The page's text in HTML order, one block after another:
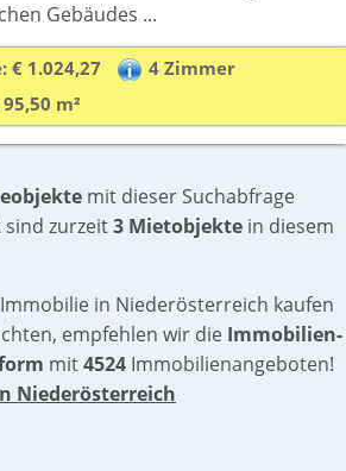
Gebäudes ...
1.024,27
4 Zimmer
m²
mit dieser Suchabfrage
sind zurzeit3 Mietobjekte in diesem
in Niederösterreich kaufen
empfehlen wir die Immobilien-
mit4524 Immobilienangeboten!
Niederösterreich